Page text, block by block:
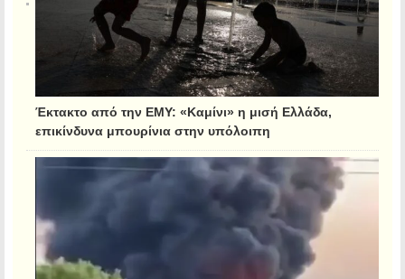
Έκτακτο από την ΕΜΥ: «Καμίνι» η μισή Ελλάδα,
επικίνδυνα μπουρίνια στην υπόλοιπη